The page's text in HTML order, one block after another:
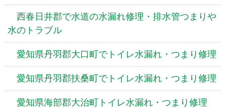
西春日井郡で水道の水漏れ修理・排水管つまりや
水のトラブル
愛知県丹羽郡大口町でトイレ水漏れ・つまり修理
愛知県丹羽郡扶桑町でトイレ水漏れ・つまり修理
愛知県海部郡大治町トイレ水漏れ・つまり修理